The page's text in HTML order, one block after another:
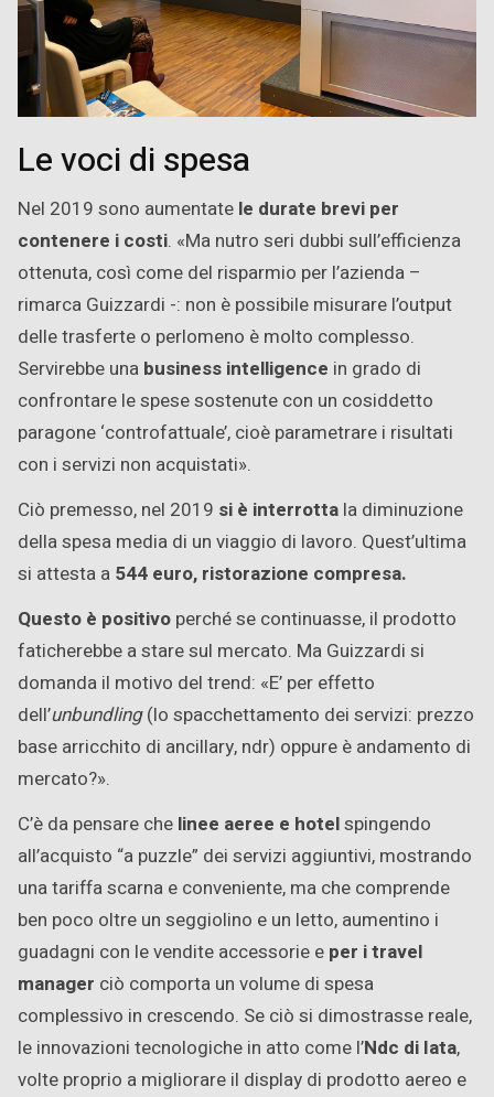
Le voci di spesa
Nel 2019 sono aumentate le durate brevi per
contenere i costi. «Ma nutro seri dubbi sull’efficienza
ottenuta, così come del risparmio per l’azienda –
rimarca Guizzardi -: non è possibile misurare l’output
delle trasferte o perlomeno è molto complesso.
Servirebbe una business intelligence in grado di
confrontare le spese sostenute con un cosiddetto
paragone ‘controfattuale’, cioè parametrare i risultati
con i servizi non acquistati».
Ciò premesso, nel 2019 si è interrotta la diminuzione
della spesa media di un viaggio di lavoro. Quest’ultima
si attesta a 544 euro, ristorazione compresa.
Questo è positivo perché se continuasse, il prodotto
faticherebbe a stare sul mercato. Ma Guizzardi si
domanda il motivo del trend: «E’ per effetto
dell’unbundling(lo spacchettamento dei servizi: prezzo
base arricchito di ancillary, ndr) oppure è andamento di
mercato?».
C’è da pensare che linee aeree e hotelspingendo
all’acquisto “a puzzle” dei servizi aggiuntivi, mostrando
una tariffa scarna e conveniente, ma che comprende
ben poco oltre un seggiolino e un letto, aumentino i
guadagni con le vendite accessorie e per i travel
manager ciò comporta un volume di spesa
complessivo in crescendo. Se ciò si dimostrasse reale,
le innovazioni tecnologiche in atto come l’Ndc di Iata,
volte proprio a migliorare il display di prodotto aereo e